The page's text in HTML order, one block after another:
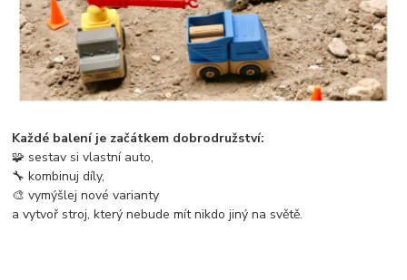
Každé balení je začátkem dobrodružství:
🧩 sestav si vlastní auto,
🔧 kombinuj díly,
🎨 vymýšlej nové varianty
a vytvoř stroj, který nebude mít nikdo jiný na světě.